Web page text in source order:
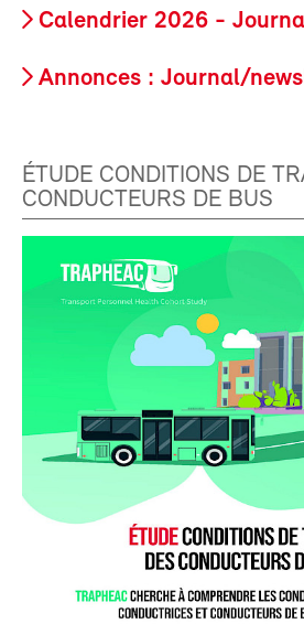
Calendrier 2026 -
Annonces : Journal/
ÉTUDE CONDITIONS DE
CONDUCTEURS DE BUS